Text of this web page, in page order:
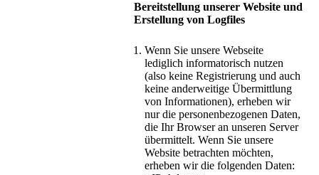
Bereitstellung unserer Website und
Erstellung von Logfiles
Wenn Sie unsere Webseite
lediglich informatorisch nutzen
(also keine Registrierung und auch
keine anderweitige Übermittlung
von Informationen), erheben wir
nur die personenbezogenen Daten,
die Ihr Browser an unseren Server
übermittelt. Wenn Sie unsere
Website betrachten möchten,
erheben wir die folgenden Daten: